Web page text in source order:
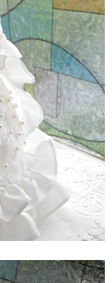
とコサージ
スと1/4ミニ
＆タキシ
ーチ
ードレス